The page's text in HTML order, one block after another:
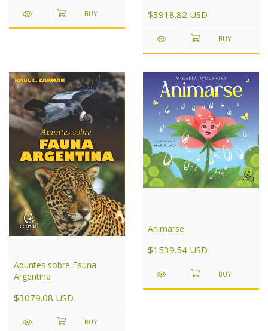
$3918.82 USD
Apuntes sobre Fauna
Argentina
$3079.08 USD
Animarse
$1539.54 USD